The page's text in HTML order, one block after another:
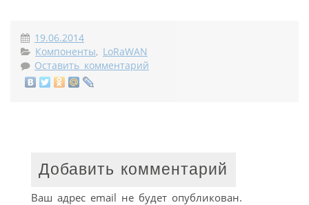
19.06.2014
Компоненты, LoRaWAN
Оставить комментарий
Добавить комментарий
Ваш адрес email не будет опубликован.